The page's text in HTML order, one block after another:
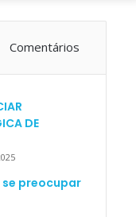
Comentários
DE
preocupar